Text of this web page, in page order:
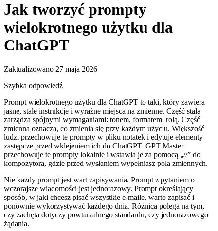
Jak tworzyć prompty
wielokrotnego użytku dla
ChatGPT
Zaktualizowano 27 maja 2026
Szybka odpowiedź
Prompt wielokrotnego użytku dla ChatGPT to taki, który zawiera
jasne, stałe instrukcje i wyraźne miejsca na zmienne. Część stała
zarządza spójnymi wymaganiami: tonem, formatem, rolą. Część
zmienna oznacza, co zmienia się przy każdym użyciu. Większość
ludzi przechowuje te prompty w pliku notatek i edytuje elementy
zastępcze przed wklejeniem ich do ChatGPT. GPT Master
przechowuje te prompty lokalnie i wstawia je za pomocą „//” do
kompozytora, gdzie przed wysłaniem wypełniasz pola zmiennych.
Nie każdy prompt jest wart zapisywania. Prompt z pytaniem o
wczorajsze wiadomości jest jednorazowy. Prompt określający
sposób, w jaki chcesz pisać wszystkie e-maile, warto zapisać i
ponownie wykorzystywać każdego dnia. Różnica polega na tym,
czy zachęta dotyczy powtarzalnego standardu, czy jednorazowego
żądania.